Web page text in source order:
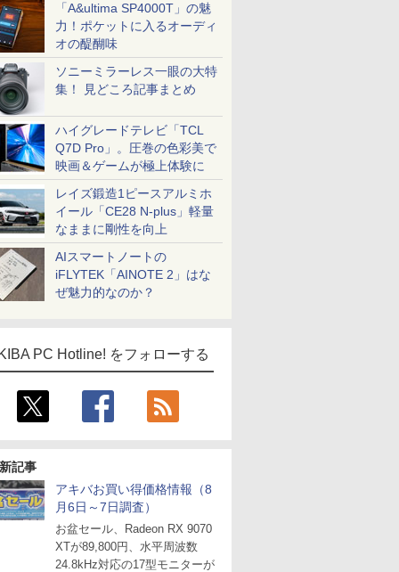
「A&ultima SP4000T」の魅
力！ポケットに入るオーディ
オの醍醐味
ソニーミラーレス一眼の大特
集！ 見どころ記事まとめ
ハイグレードテレビ「TCL
Q7D Pro」。圧巻の色彩美で
映画＆ゲームが極上体験に
レイズ鍛造1ピースアルミホ
イール「CE28 N-plus」軽量
なままに剛性を向上
AIスマートノートの
iFLYTEK「AINOTE 2」はな
ぜ魅力的なのか？
PC Hotline! をフォローする
記事
アキバお買い得価格情報（8
月6日～7日調査）
お盆セール、Radeon RX 9070
XTが89,800円、水平周波数
24.8kHz対応の17型モニターが